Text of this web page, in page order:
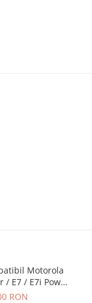
Motorola
/ E7 / E7i Power
Rama
RON